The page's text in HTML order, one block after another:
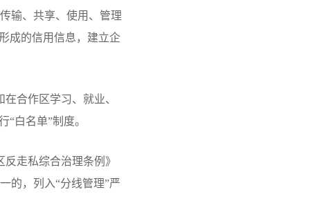
输、共享、使用、管理
成的信用信息，建立企
合作区学习、就业、
白名单”制度。
走私综合治理条例》
的，列入“分线管理”严